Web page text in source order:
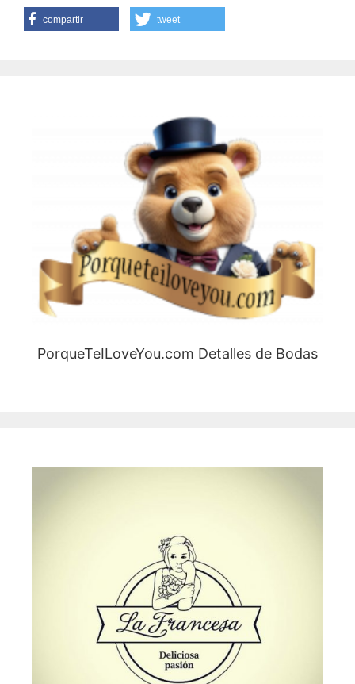
compartir tweet
PorqueTeILoveYou.com Detalles de Bodas